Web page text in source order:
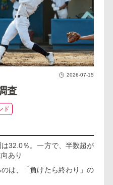
2026-07-15
査
ド
は32.0％ 。一方で、半数超が
あり
は、
「負けたら終わり」の